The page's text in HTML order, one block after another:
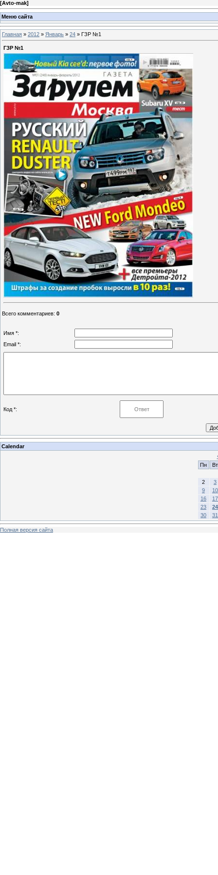
[Avto-mak]
Меню сайта
Главная » 2012 » Январь » 24 » ГЗР №1
ГЗР №1
Всего комментариев: 0
Имя *:
Email *:
Код *:
Calendar
Пн
Вт
2
3
9
10
16
17
23
24
30
31
Полная версия сайта